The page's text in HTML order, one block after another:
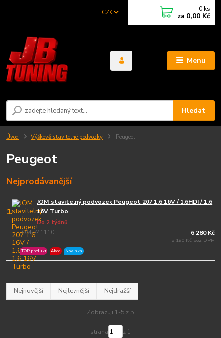
Menu
CZK
Hledat
0 ks
za 0,00 Kč
Úvod Výškově stavitelné podvozky Peugeot
Peugeot
Nejprodávanější
1.
JOM stavitelný podvozek Peugeot 207 1.6 16V / 1.6HDI / 1.6
16V Turbo
JOM-741110
Do 2 týdnů
TOP produkt Akce Novinka
6 280 Kč
5 190 Kč bez DPH
Nejnovější Nejlevnější Nejdražší
Zobrazuji 1-5 z 5
strana z 1